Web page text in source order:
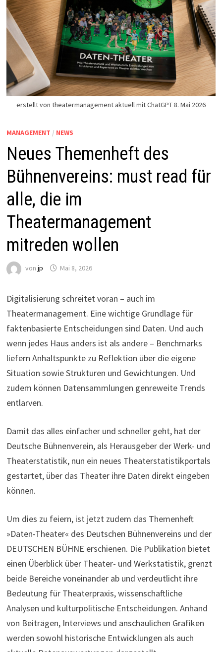
erstellt von theatermanagement aktuell mit ChatGPT 8. Mai 2026
MANAGEMENT / NEWS
Neues Themenheft des
Bühnenvereins: must read für
alle, die im
Theatermanagement
mitreden wollen
vonjp Mai 8, 2026
Digitalisierung schreitet voran – auch im
Theatermanagement. Eine wichtige Grundlage für
faktenbasierte Entscheidungen sind Daten. Und auch
wenn jedes Haus anders ist als andere – Benchmarks
liefern Anhaltspunkte zu Reflektion über die eigene
Situation sowie Strukturen und Gewichtungen. Und
zudem können Datensammlungen genreweite Trends
entlarven.
Damit das alles einfacher und schneller geht, hat der
Deutsche Bühnenverein, als Herausgeber der Werk- und
Theaterstatistik, nun ein neues Theaterstatistikportals
gestartet, über das Theater ihre Daten direkt eingeben
können.
Um dies zu feiern, ist jetzt zudem das Themenheft
»Daten-Theater« des Deutschen Bühnenvereins und der
DEUTSCHEN BÜHNE erschienen. Die Publikation bietet
einen Überblick über Theater- und Werkstatistik, grenzt
beide Bereiche voneinander ab und verdeutlicht ihre
Bedeutung für Theaterpraxis, wissenschaftliche
Analysen und kulturpolitische Entscheidungen. Anhand
von Beiträgen, Interviews und anschaulichen Grafiken
werden sowohl historische Entwicklungen als auch